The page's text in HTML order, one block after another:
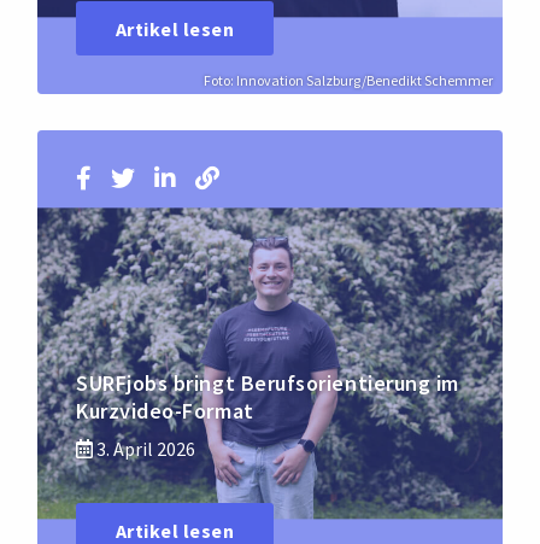
Foto: Innovation Salzburg/Benedikt Schemmer
Artikel lesen
SURFjobs bringt Berufsorientierung im
Kurzvideo-Format
3. April 2026
Artikel lesen